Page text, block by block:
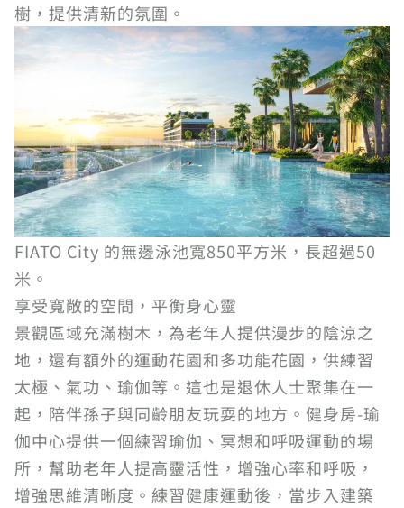
樹，提供清新的氛圍。
FIATO City 的無邊泳池寬850平方米，長超過50
米。
享受寬敞的空間，平衡身心靈
景觀區域充滿樹木，為老年人提供漫步的陰涼之
地，還有額外的運動花園和多功能花園，供練習
太極、氣功、瑜伽等。這也是退休人士聚集在一
起，陪伴孫子與同齡朋友玩耍的地方。健身房-瑜
伽中心提供一個練習瑜伽、冥想和呼吸運動的場
所，幫助老年人提高靈活性，增強心率和呼吸，
增強思維清晰度。練習健康運動後，當步入建築